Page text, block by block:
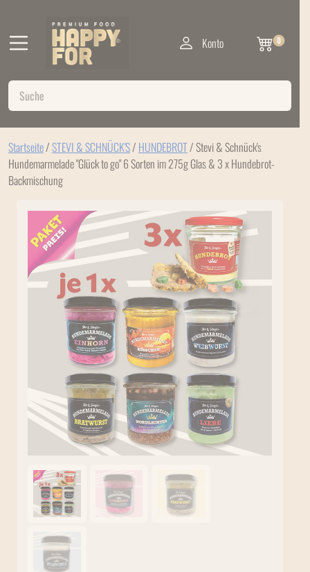
Konto 0
Startseite/STEVI & SCHNÜCK'S/ HUNDEBROT/ Stevi & Schnück's
Hundemarmelade "Glück to go" 6 Sorten im 275g Glas & 3 x Hundebrot-
Backmischung